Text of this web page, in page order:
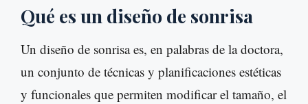
Qué es un diseño de sonrisa
Un diseño de sonrisa es, en palabras de la doctora,
un conjunto de técnicas y planificaciones estéticas
y funcionales que permiten modificar el tamaño, el